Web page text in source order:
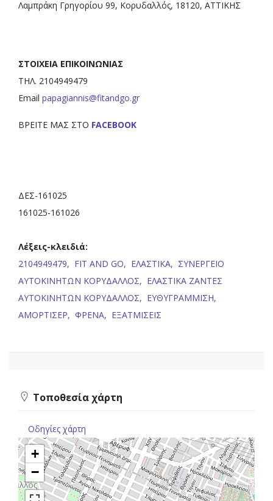
Λαμπράκη Γρηγορίου 99, Κορυδαλλός, 18120, ΑΤΤΙΚΗΣ
ΣΤΟΙΧΕΙΑ ΕΠΙΚΟΙΝΩΝΙΑΣ
ΤΗΛ. 2104949479
Email papagiannis@fitandgo.gr
ΒΡΕΙΤΕ ΜΑΣ ΣΤΟ FACEBOOK
ΔΕΣ-161025
161025-161026
Λέξεις-κλειδιά:
2104949479, FIT AND GO, ΕΛΑΣΤΙΚΑ, ΣΥΝΕΡΓΕΙΟ
ΑΥΤΟΚΙΝΗΤΩΝ ΚΟΡΥΔΑΛΛΟΣ, ΕΛΑΣΤΙΚΑ ΖΑΝΤΕΣ
ΑΥΤΟΚΙΝΗΤΩΝ ΚΟΡΥΔΑΛΛΟΣ, ΕΥΘΥΓΡΑΜΜΙΣΗ,
ΑΜΟΡΤΙΣΕΡ, ΦΡΕΝΑ, ΕΞΑΤΜΙΣΕΙΣ
Τοποθεσία χάρτη
Οδηγίες χάρτη
+
−